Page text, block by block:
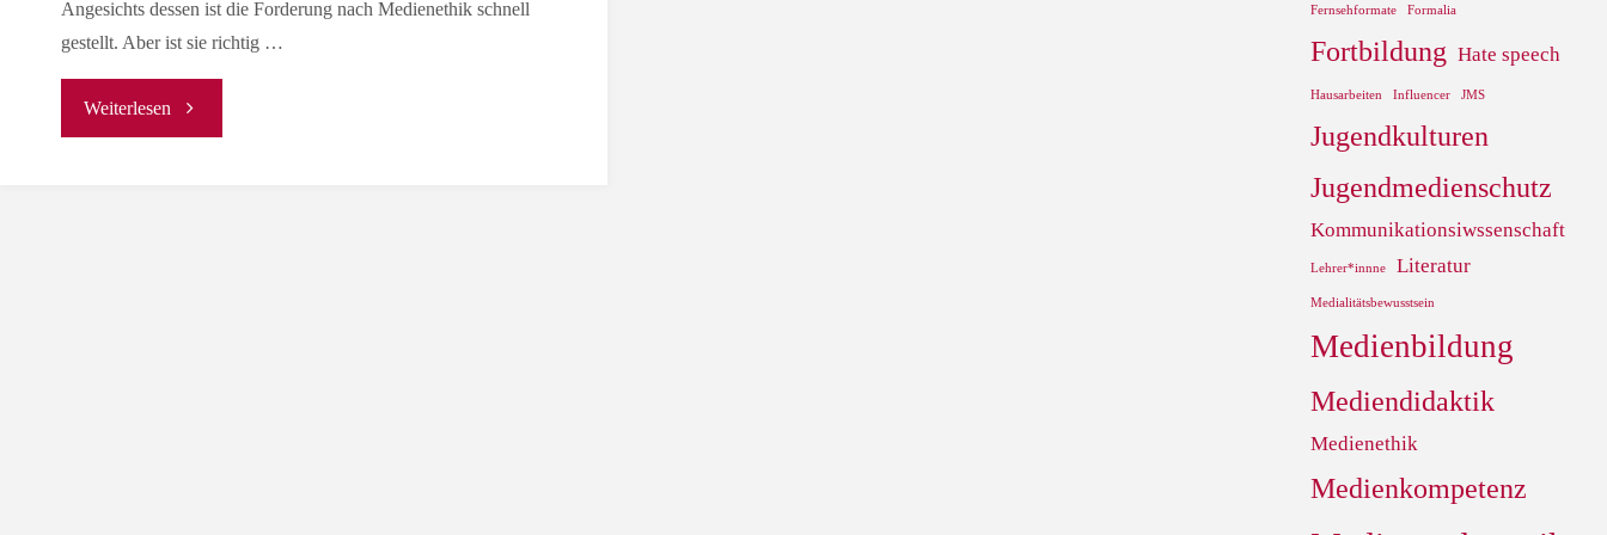
Angesichts dessen ist die Forderung nach Medienethik schnell
gestellt. Aber ist sie richtig …
Weiterlesen "Digitalisierung
Fernsehformate Formalia
Fortbildung Hate speech
Hausarbeiten Influencer JMS
Jugendkulturen
Jugendmedienschutz
Kommunikationsiwssenschaft
Lehrer*innne Literatur
Medialitätsbewusstsein
Medienbildung
Mediendidaktik
Medienethik
Medienkompetenz